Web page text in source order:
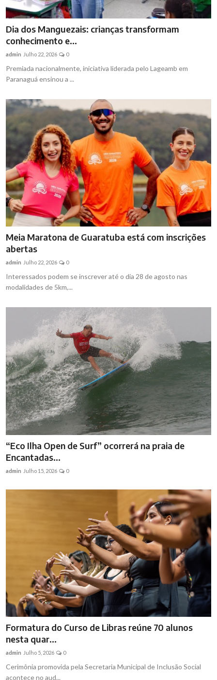
Dia dos Manguezais: crianças transformam
conhecimento e...
admin Julho 22, 2026 0
Premiada nacionalmente, iniciativa liderada pelo Lageamb em
Paranaguá ensinou a ...
Meia Maratona de Guaratuba está com inscrições
abertas
admin Julho 22, 2026 0
Interessados podem se inscrever até o dia 28 de agosto nas
modalidades de 5km,...
“Eco Ilha Open de Surf” ocorrerá na praia de
Encantadas...
admin Julho 15, 2026 0
Formatura do Curso de Libras reúne 70 alunos
nesta quar...
admin Julho 5, 2026 0
Cerimônia promovida pela Secretaria Municipal de Inclusão Social
acontece no aud...